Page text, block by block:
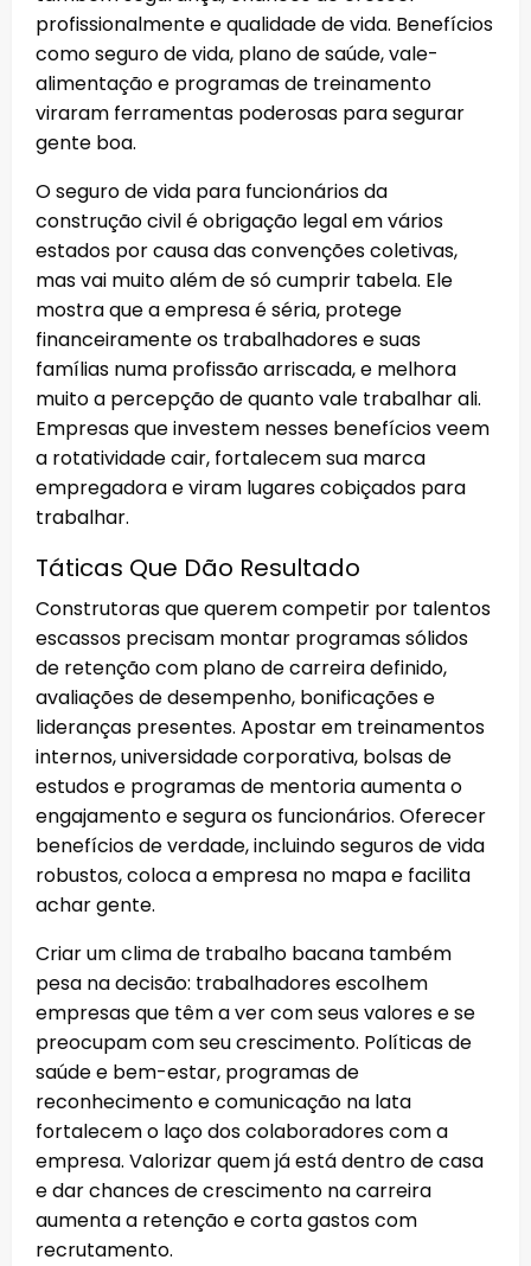
profissionalmente e qualidade de vida. Benefícios
como seguro de vida, plano de saúde, vale-
alimentação e programas de treinamento
viraram ferramentas poderosas para segurar
gente boa.
O seguro de vida para funcionários da
construção civil é obrigação legal em vários
estados por causa das convenções coletivas,
mas vai muito além de só cumprir tabela. Ele
mostra que a empresa é séria, protege
financeiramente os trabalhadores e suas
famílias numa profissão arriscada, e melhora
muito a percepção de quanto vale trabalhar ali.
Empresas que investem nesses benefícios veem
a rotatividade cair, fortalecem sua marca
empregadora e viram lugares cobiçados para
trabalhar.
Táticas Que Dão Resultado
Construtoras que querem competir por talentos
escassos precisam montar programas sólidos
de retenção com plano de carreira definido,
avaliações de desempenho, bonificações e
lideranças presentes. Apostar em treinamentos
internos, universidade corporativa, bolsas de
estudos e programas de mentoria aumenta o
engajamento e segura os funcionários. Oferecer
benefícios de verdade, incluindo seguros de vida
robustos, coloca a empresa no mapa e facilita
achar gente.
Criar um clima de trabalho bacana também
pesa na decisão: trabalhadores escolhem
empresas que têm a ver com seus valores e se
preocupam com seu crescimento. Políticas de
saúde e bem-estar, programas de
reconhecimento e comunicação na lata
fortalecem o laço dos colaboradores com a
empresa. Valorizar quem já está dentro de casa
e dar chances de crescimento na carreira
aumenta a retenção e corta gastos com
recrutamento.